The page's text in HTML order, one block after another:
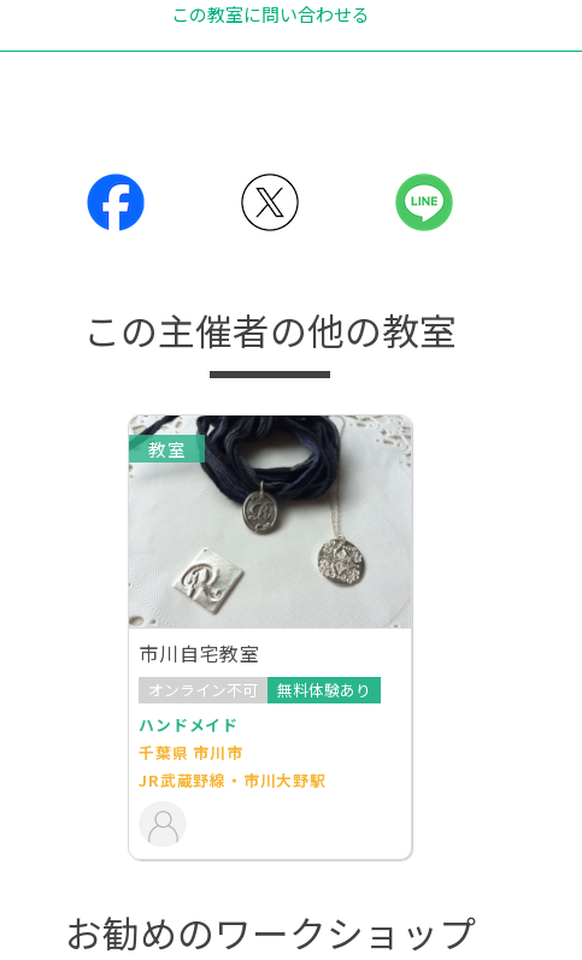
この教室に問い合わせる
この主催者の他の教室
教室
市川自宅教室
オンライン不可
無料体験あり
ハンドメイド
千葉県 市川市
JR武蔵野線・市川大野駅
お勧めのワークショップ